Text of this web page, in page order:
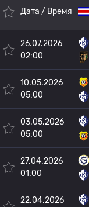
Дата / Время
26.07.2026
02:00
10.05.2026
05:00
03.05.2026
05:00
27.04.2026
01:00
22.04.2026